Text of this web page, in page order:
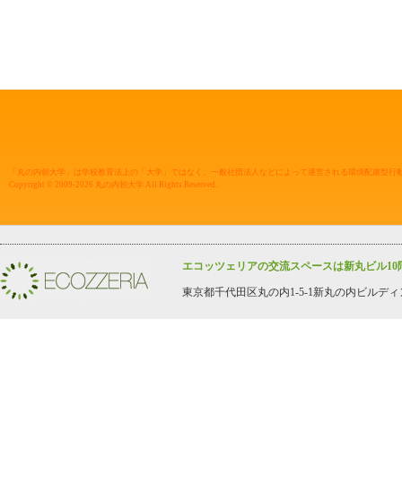
「丸の内朝大学」は学校教育法上の「大学」ではなく、一般社団法人などによって運営される環境配慮型
Copyright © 2009-2026 丸の内朝大学 All Rights Reserved.
エコッツェリアの交流スペースは新丸ビル10
東京都千代田区丸の内1-5-1新丸の内ビルディ